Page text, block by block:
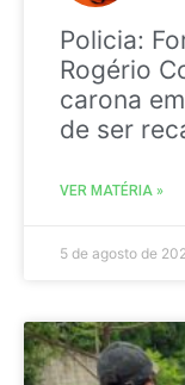
Policia:
Rogério
carona
de ser
VER MATÉRIA »
5 de agosto de